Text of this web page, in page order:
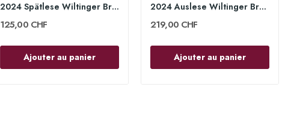
2024 Spätlese Wiltinger Braune Kupp 75cl - Egon...
125,00 CHF
Ajouter au panier
2024 Auslese Wiltinger Braune Kupp 75cl - Egon...
219,00 CHF
Ajouter au panier